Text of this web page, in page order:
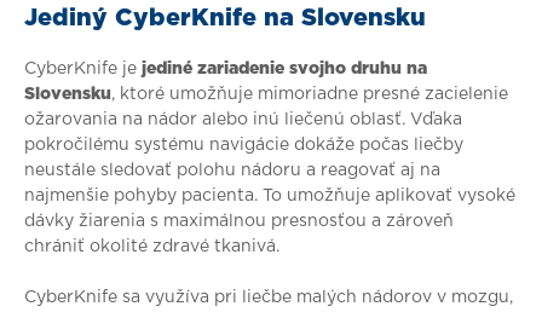
Jediný CyberKnife na Slovensku
CyberKnife je jediné zariadenie svojho druhu na
Slovensku, ktoré umožňuje mimoriadne presné zacielenie
ožarovania na nádor alebo inú liečenú oblasť. Vďaka
pokročilému systému navigácie dokáže počas liečby
neustále sledovať polohu nádoru a reagovať aj na
najmenšie pohyby pacienta. To umožňuje aplikovať vysoké
dávky žiarenia s maximálnou presnosťou a zároveň
chrániť okolité zdravé tkanivá.
CyberKnife sa využíva pri liečbe malých nádorov v mozgu,